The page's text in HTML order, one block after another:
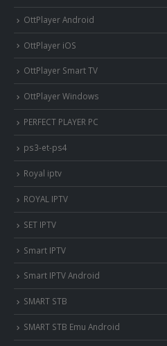
OttPlayer Android
OttPlayer iOS
OttPlayer Smart TV
OttPlayer Windows
PERFECT PLAYER PC
ps3-et-ps4
Royal iptv
ROYAL IPTV
SET IPTV
Smart IPTV
Smart IPTV Android
SMART STB
SMART STB Emu Android